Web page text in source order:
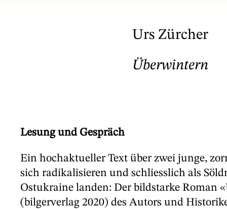
Urs Zürcher
Überwintern
Lesung und Gespräch
Ein hochaktueller Text über zwei junge,
sich radikalisieren und schliesslich als
Ostukraine landen: Der bildstarke Roman
(bilgerverlag 2020) des Autors und